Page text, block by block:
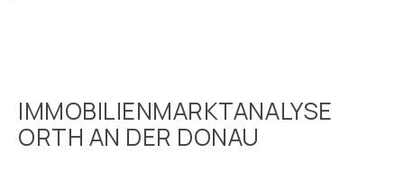
IMMOBILIENMARKTANALYSE
ORTH AN DER DONAU